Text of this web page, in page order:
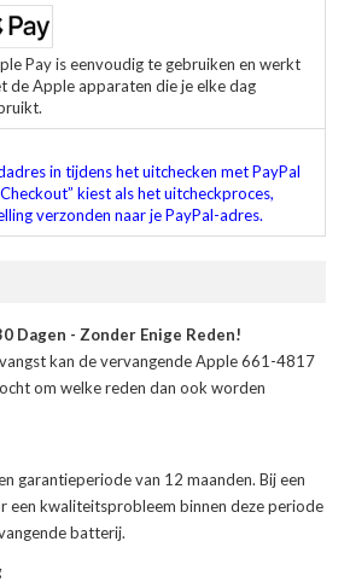
Pay is eenvoudig te gebruiken en werkt
de Apple apparaten die je elke dag
in tijdens het uitchecken met PayPal
kiest als het uitcheckproces,
verzonden naar je PayPal-adres.
Dagen - Zonder Enige Reden!
kan devervangende Apple 661-4817
om welke reden dan ook worden
garantieperiode van 12 maanden. Bij een
een kwaliteitsprobleem binnen deze periode
batterij.